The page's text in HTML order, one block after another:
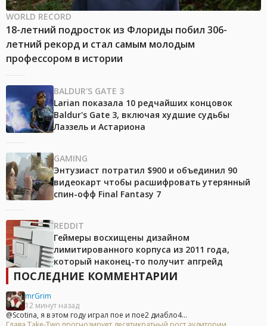
WORLD RECORD
18-летний подросток из Флориды побил 306-
летний рекорд и стал самым молодым
профессором в истории
BALDUR'S GATE 3
Larian показала 10 редчайших концовок
Baldur's Gate 3, включая худшие судьбы
Лаэзель и Астариона
GAMING
Энтузиаст потратил $900 и объединил 90
видеокарт чтобы расшифровать утерянный
спин-офф Final Fantasy 7
REDDIT
Геймеры восхищены дизайном
лимитированного корпуса из 2011 года,
который наконец-то получит апгрейд
ПОСЛЕДНИЕ КОММЕНТАРИИ
mrGrim
12 минут назад
@Scotina, я в этом году играл пое и пое2 диабло4...